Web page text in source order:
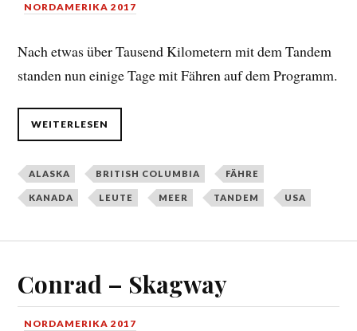
NORDAMERIKA 2017
Nach etwas über Tausend Kilometern mit dem Tandem
standen nun einige Tage mit Fähren auf dem Programm.
WEITERLESEN
ALASKA BRITISH COLUMBIA FÄHRE
KANADA LEUTE MEER TANDEM USA
Conrad – Skagway
NORDAMERIKA 2017